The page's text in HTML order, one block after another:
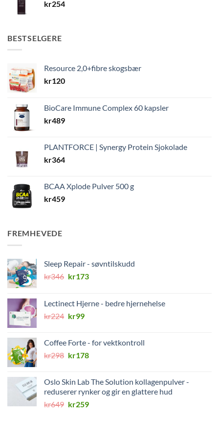
kr254
BESTSELGERE
Resource 2,0+fibre skogsbær
kr120
BioCare Immune Complex 60 kapsler
kr489
PLANTFORCE | Synergy Protein Sjokolade
kr364
BCAA Xplode Pulver 500 g
kr459
FREMHEVEDE
Sleep Repair - søvntilskudd
kr346 Opprinnelig
kr346.
kr173Nåværende
kr173.
Lectinect Hjerne - bedre hjernehelse
kr224 Opprinnelig
kr224.
kr99Nåværende
kr99.
Coffee Forte - for vektkontroll
kr298 Opprinnelig
kr298.
kr178Nåværende
kr178.
Oslo Skin Lab The Solution kollagenpulver -
reduserer rynker og gir en glattere hud
kr649 Opprinnelig
kr259Nåværende